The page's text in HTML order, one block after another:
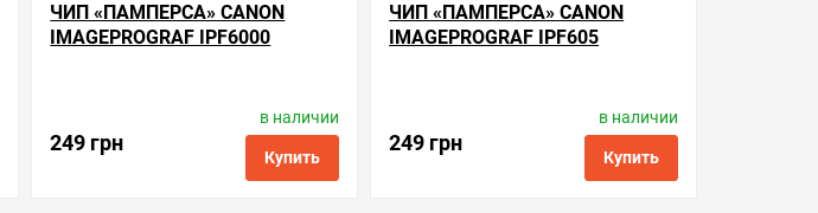
ЧИП «ПАМПЕРСА» CANON
IMAGEPROGRAF IPF6000
249 грн
в наличии
Купить
Apex Microelectronics
Код товара:
cc.mc-16
ЧИП «ПАМПЕРСА» CANON
IMAGEPROGRAF IPF605
249 грн
в наличии
Купить
Apex Microelectronics
Код товара:
cc.mc-16